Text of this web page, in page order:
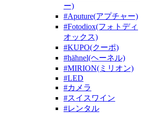
ー)
#Aputure(アプチャー)
#Fotodiox(フォトディ
オックス)
#KUPO(クーポ)
#hähnel(ヘーネル)
#MIRION(ミリオン)
#LED
#カメラ
#スイスワイン
#レンタル